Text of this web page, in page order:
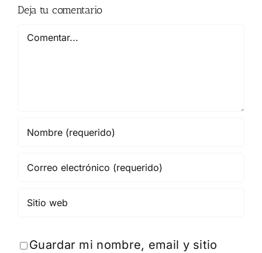
Deja tu comentario
Comentar
Guardar mi nombre, email y sitio